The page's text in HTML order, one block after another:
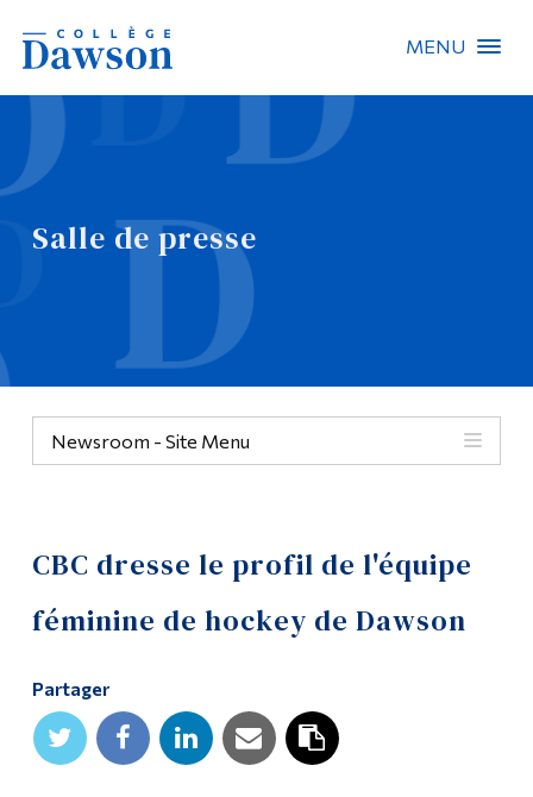
MENU
Salle de presse
Newsroom - Site Menu
CBC dresse le profil de l'équipe
féminine de hockey de Dawson
Partager
Recherche sur le site
Recherche de personnes
EN
Omnivox
Liens rapides
Outils
Liens
Programmes
Formation continue